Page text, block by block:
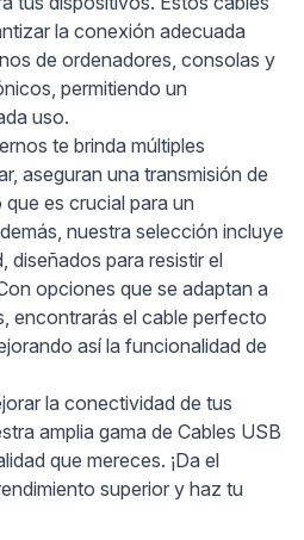
la conexión adecuada
de ordenadores, consolas y
permitiendo un
uso.
te brinda múltiples
aseguran una transmisión de
es crucial para un
nuestra selección incluye
diseñados para resistir el
opciones que se adaptan a
encontrarás el cable perfecto
así la funcionalidad de
la conectividad de tus
amplia gama de Cables USB
que mereces. ¡Da el
superior y haz tu